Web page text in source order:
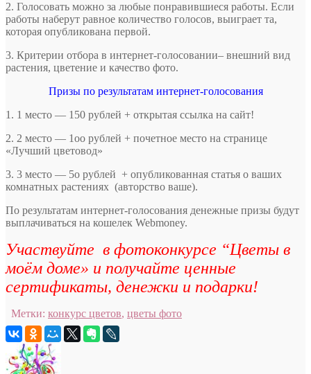
2. Голосовать можно за любые понравившиеся работы. Если
работы наберут равное количество голосов, выиграет та,
которая опубликована первой.
3. Критерии отбора в интернет-голосовании– внешний вид
растения, цветение и качество фото.
Призы по результатам интернет-голосования
1. 1 место — 150 рублей + открытая ссылка на сайт!
2. 2 место — 1оо рублей + почетное место на странице
«Лучший цветовод»
3. 3 место — 5о рублей + опубликованная статья о ваших
комнатных растениях (авторство ваше).
По результатам интернет-голосования денежные призы будут
выплачиваться на кошелек Webmoney.
Участвуйте в фотоконкурсе “Цветы в
моём доме» и получайте ценные
сертификаты, денежки и подарки!
Метки: конкурс цветов, цветы фото